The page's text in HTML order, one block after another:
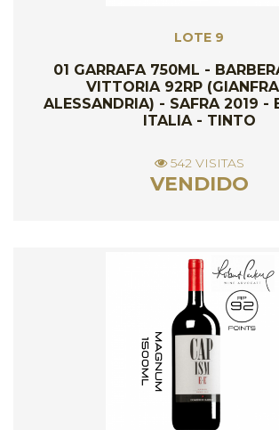
LOTE 9
01 GARRAFA 750ML -
VITTORIA 92RP
ALESSANDRIA) - SAFRA 2019 -
ITALIA - TINTO
542 VISITAS
VENDIDO